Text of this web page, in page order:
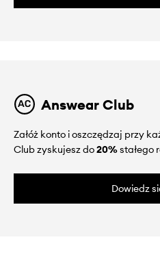
Answear Club
Załóż konto i oszczędzaj przy
Club zyskujesz do20%stałego
Dowiedz